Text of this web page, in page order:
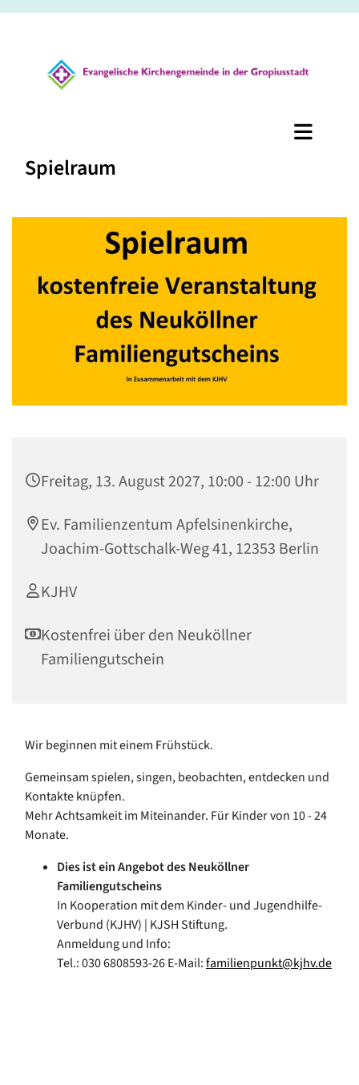
Spielraum
Freitag, 13. August 2027, 10:00 - 12:00 Uhr
Ev. Familienzentum Apfelsinenkirche,
Joachim-Gottschalk-Weg 41, 12353 Berlin
KJHV
Kostenfrei über den Neuköllner
Familiengutschein
Wir beginnen mit einem Frühstück.
Gemeinsam spielen, singen, beobachten, entdecken und
Kontakte knüpfen.
Mehr Achtsamkeit im Miteinander. Für Kinder von 10 - 24
Monate.
Dies ist ein Angebot des Neuköllner
Familiengutscheins
In Kooperation mit dem Kinder- und Jugendhilfe-
Verbund (KJHV) | KJSH Stiftung.
Anmeldung und Info:
Tel.: 030 6808593-26 E-Mail:familienpunkt@kjhv.de